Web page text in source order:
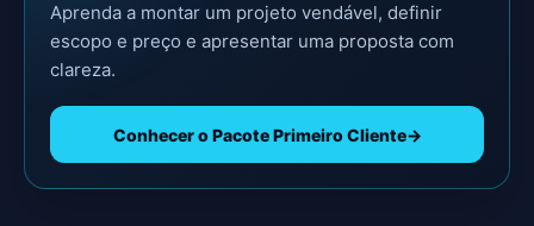
Aprenda a montar um projeto vendável, definir
escopo e preço e apresentar uma proposta com
clareza.
Conhecer o Pacote Primeiro Cliente→